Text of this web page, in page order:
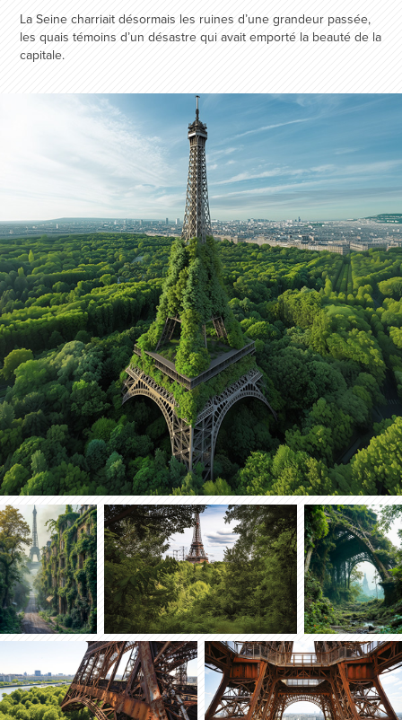
La Seine charriait désormais les ruines d’une grandeur passée,
les quais témoins d’un désastre qui avait emporté la beauté de la
capitale.